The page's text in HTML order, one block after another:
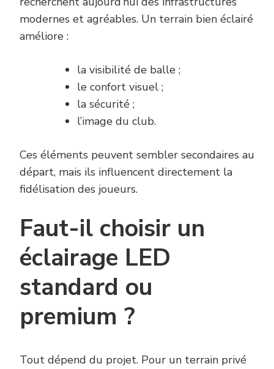
modernes et agréables. Un terrain bien éclairé
améliore :
la visibilité de balle ;
le confort visuel ;
la sécurité ;
l’image du club.
Ces éléments peuvent sembler secondaires au
départ, mais ils influencent directement la
fidélisation des joueurs.
Faut-il choisir un
éclairage LED
standard ou
premium ?
Tout dépend du projet. Pour un terrain privé